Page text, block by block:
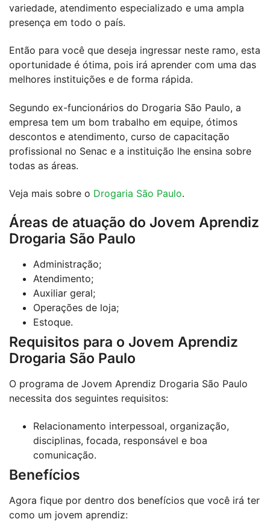
variedade, atendimento especializado e uma ampla
presença em todo o país.
Então para você que deseja ingressar neste ramo, esta
oportunidade é ótima, pois irá aprender com uma das
melhores instituições e de forma rápida.
Segundo ex-funcionários do Drogaria São Paulo, a
empresa tem um bom trabalho em equipe, ótimos
descontos e atendimento, curso de capacitação
profissional no Senac e a instituição lhe ensina sobre
todas as áreas.
Veja mais sobre o Drogaria São Paulo.
Áreas de atuação do Jovem Aprendiz
Drogaria São Paulo
Administração;
Atendimento;
Auxiliar geral;
Operações de loja;
Estoque.
Requisitos para o Jovem Aprendiz
Drogaria São Paulo
O programa de Jovem Aprendiz Drogaria São Paulo
necessita dos seguintes requisitos:
Relacionamento interpessoal, organização,
disciplinas, focada, responsável e boa
comunicação.
Benefícios
Agora fique por dentro dos benefícios que você irá ter
como um jovem aprendiz: